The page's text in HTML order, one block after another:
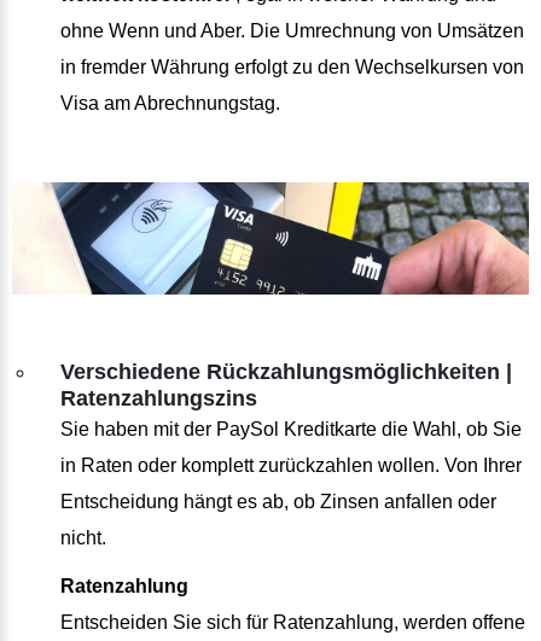
ohne Wenn und Aber. Die Umrechnung von Umsätzen
in fremder Währung erfolgt zu den Wechselkursen von
Visa am Abrechnungstag.
Verschiedene Rückzahlungsmöglichkeiten |
Ratenzahlungszins
Sie haben mit der PaySol Kreditkarte die Wahl, ob Sie
in Raten oder komplett zurückzahlen wollen. Von Ihrer
Entscheidung hängt es ab, ob Zinsen anfallen oder
nicht.
Ratenzahlung
Entscheiden Sie sich für Ratenzahlung, werden offene